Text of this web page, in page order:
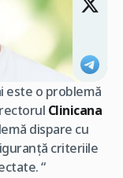
este o problemă
Clinicana
dispare cu
criteriile
“